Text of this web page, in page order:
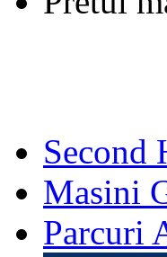
Second
Masini
Parcuri